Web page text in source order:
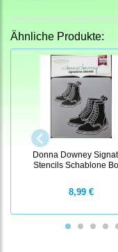
Ähnliche Produkte:
Donna Downey
Stencils Schablone
8,99 €